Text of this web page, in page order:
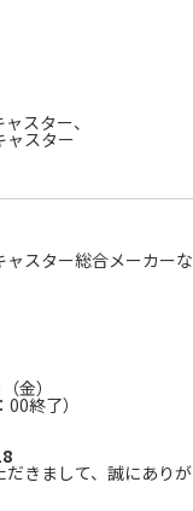
スター、
ャスター
ャスター総合メーカーな
）
終了）
きまして、誠にありが